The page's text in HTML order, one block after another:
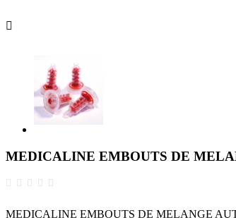

MEDICALINE EMBOUTS DE
MEDICALINE EMBOUTS DE MELANGE